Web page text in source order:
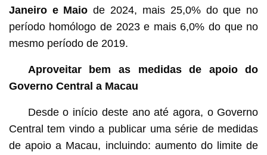
Janeiro e Maio de 2024, mais 25,0% do que no
período homólogo de 2023 e mais 6,0% do que no
mesmo período de 2019.
Aproveitar bem as medidas de apoio do
Governo Central a Macau
Desde o início deste ano até agora, o Governo
Central tem vindo a publicar uma série de medidas
de apoio a Macau, incluindo: aumento do limite de